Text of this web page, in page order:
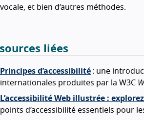
vocale, et bien d’autres méthodes.
liées
Principes d’accessibilité : une
internationales produites par la W3C
L’accessibilité Web illustrée :
points d’accessibilité essentiels pour